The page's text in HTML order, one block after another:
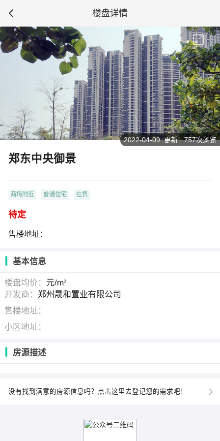
楼盘详情
郑东中央御景
商场附近 普通住宅 在售
待定
售楼地址：
2022-04-09 更新 · 757次浏览
基本信息
楼盘均价： 元/m2
开发商：郑州晟和置业有限公司
售楼地址：
小区地址：
房源描述
没有找到满意的房源信息吗？点击这里去登记您的需求吧！